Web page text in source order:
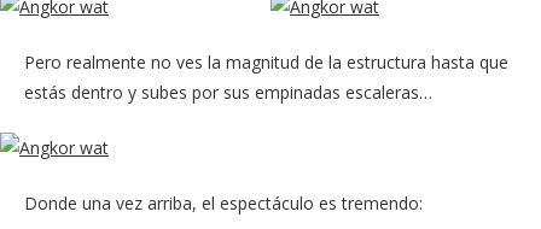
Pero realmente no ves la magnitud de la estructura hasta que
estás dentro y subes por sus empinadas escaleras…
Donde una vez arriba, el espectáculo es tremendo: